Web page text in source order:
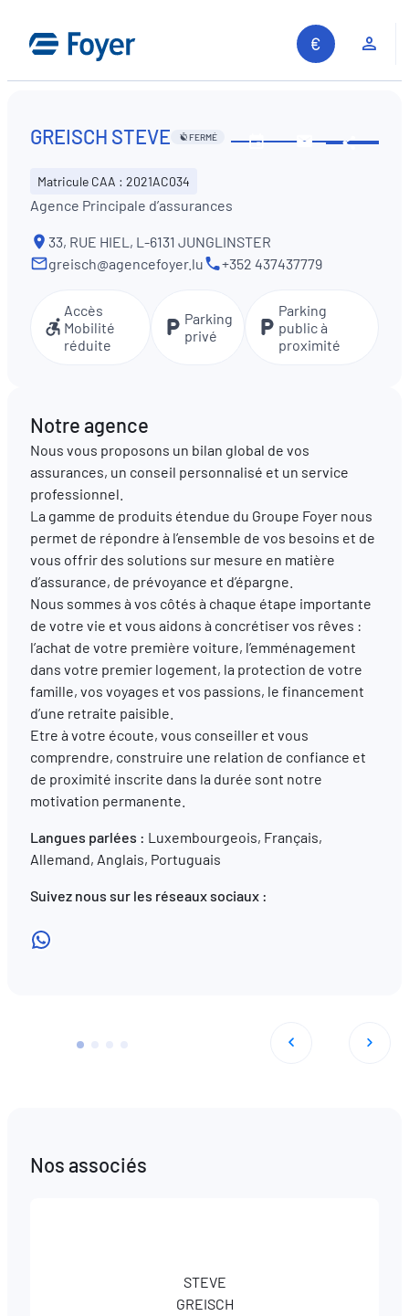
contenu
FRENDE
GREISCH STEVE FERMÉ
Matricule CAA : 2021AC034
Agence Principale d’assurances
33, RUE HIEL, L-6131 JUNGLINSTER
greisch@agencefoyer.lu
+352 437437779
Accès
Mobilité
réduite
Parking
privé
Parking
public à
proximité
Notre agence
Nous vous proposons un bilan global de vos
assurances, un conseil personnalisé et un service
professionnel.
La gamme de produits étendue du Groupe Foyer nous
permet de répondre à l’ensemble de vos besoins et de
vous offrir des solutions sur mesure en matière
d’assurance, de prévoyance et d’épargne.
Nous sommes à vos côtés à chaque étape importante
de votre vie et vous aidons à concrétiser vos rêves :
l’achat de votre première voiture, l’emménagement
dans votre premier logement, la protection de votre
famille, vos voyages et vos passions, le financement
d’une retraite paisible.
Etre à votre écoute, vous conseiller et vous
comprendre, construire une relation de confiance et
de proximité inscrite dans la durée sont notre
motivation permanente.
Langues parlées : Luxembourgeois, Français,
Allemand, Anglais, Portuguais
Suivez nous sur les réseaux sociaux :
WhatsApp
Nos associés
STEVE
GREISCH